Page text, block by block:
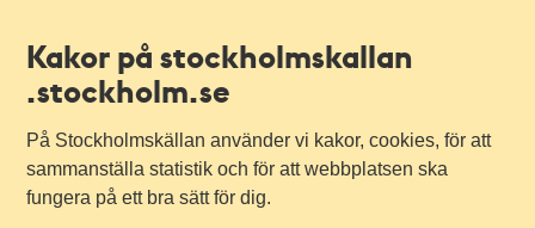
Kakor på stockholmskallan
.stockholm.se
På Stockholmskällan använder vi kakor, cookies, för att
sammanställa statistik och för att webbplatsen ska
fungera på ett bra sätt för dig.